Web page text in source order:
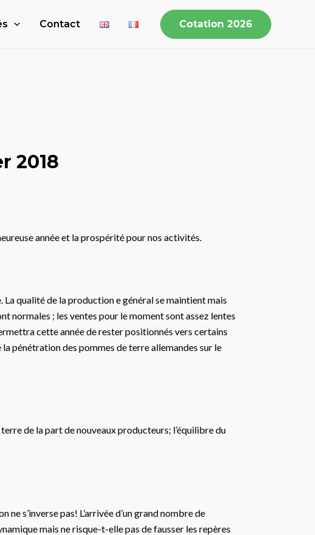
Contact Cotation 2026
2018
année et la prospérité pour nos activités.
qualité de la production e général se maintient mais
normales ; les ventes pour le moment sont assez lentes
cette année de rester positionnés vers certains
pénétration des pommes de terre allemandes sur le
de la part de nouveaux producteurs; l’équilibre du
s’inverse pas! L’arrivée d’un grand nombre de
mais ne risque-t-elle pas de fausser les repères